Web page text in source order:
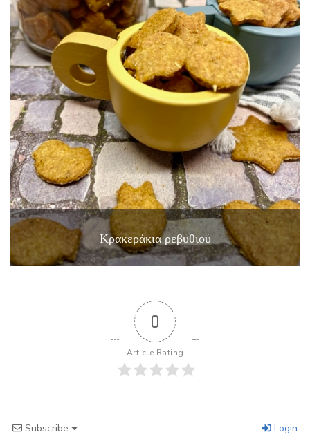
Κρακεράκια ρεβυθιού
0
Article Rating
Subscribe Login